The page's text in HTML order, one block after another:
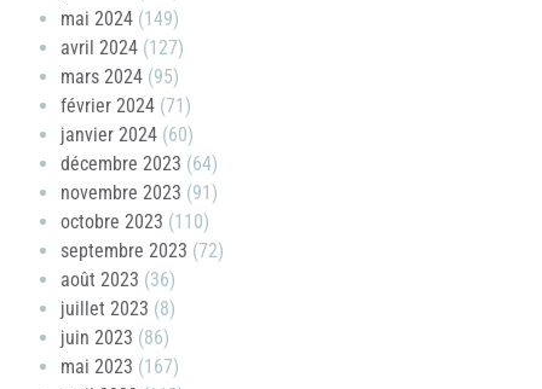
mai 2024 (149)
avril 2024 (127)
mars 2024 (95)
février 2024 (71)
janvier 2024 (60)
décembre 2023 (64)
novembre 2023 (91)
octobre 2023 (110)
septembre 2023 (72)
août 2023 (36)
juillet 2023 (8)
juin 2023 (86)
mai 2023 (167)